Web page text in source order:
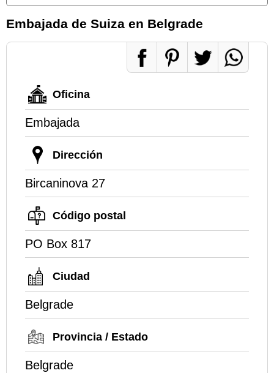
Embajada de Suiza en Belgrade
Oficina
Embajada
Dirección
Bircaninova 27
Código postal
PO Box 817
Ciudad
Belgrade
Provincia / Estado
Belgrade